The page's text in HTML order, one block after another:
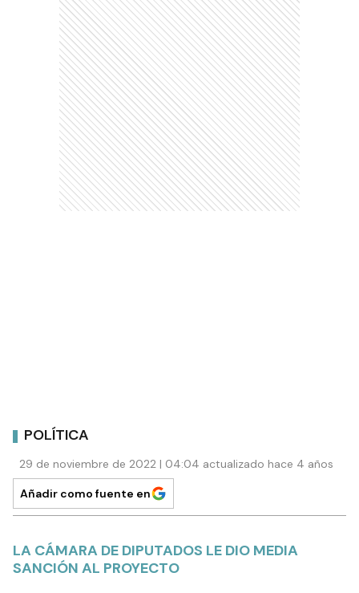
POLÍTICA
29 de noviembre de 2022 | 04:04 actualizado hace 4 años
Añadir como fuente en
LA CÁMARA DE DIPUTADOS LE DIO MEDIA
SANCIÓN AL PROYECTO